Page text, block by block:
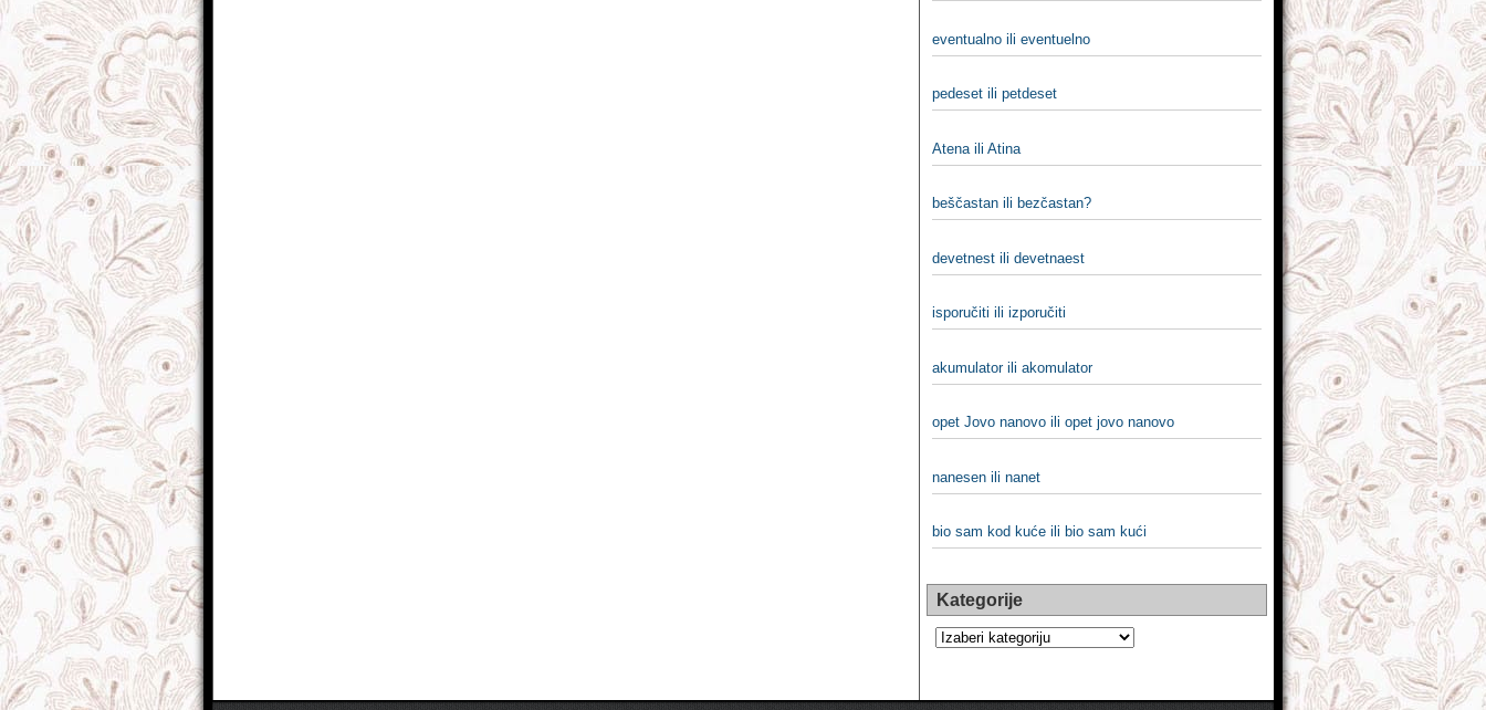
eventualno ili eventuelno
pedeset ili petdeset
Atena ili Atina
beščastan ili bezčastan?
devetnest ili devetnaest
isporučiti ili izporučiti
akumulator ili akomulator
opet Jovo nanovo ili opet jovo nanovo
nanesen ili nanet
bio sam kod kuće ili bio sam kući
Kategorije
Kategorije